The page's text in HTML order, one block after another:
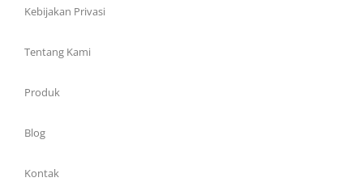
Kebijakan Privasi
Tentang Kami
Produk
Blog
Kontak